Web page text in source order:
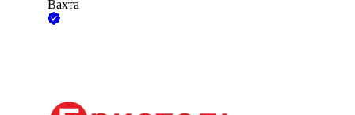
Вахта